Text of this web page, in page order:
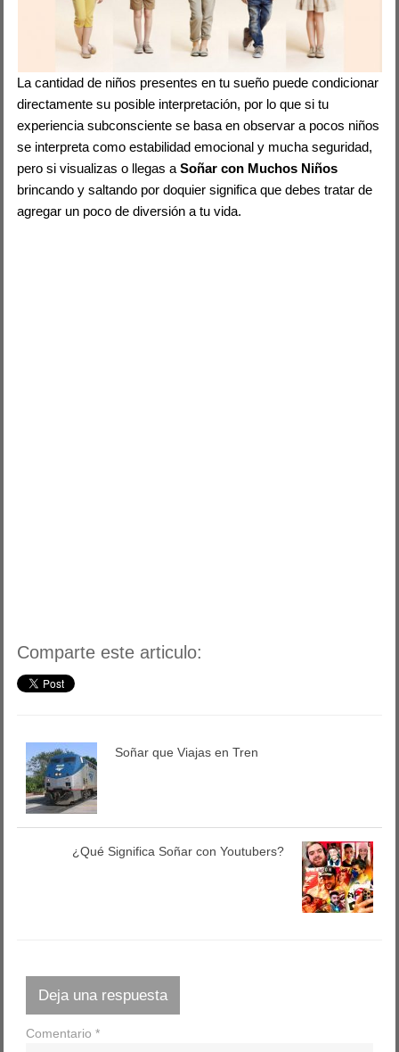
La cantidad de niños presentes en tu sueño puede condicionar
directamente su posible interpretación, por lo que si tu
experiencia subconsciente se basa en observar a pocos niños
se interpreta como estabilidad emocional y mucha seguridad,
pero si visualizas o llegas aSoñar con Muchos Niños
brincando y saltando por doquier significa que debes tratar de
agregar un poco de diversión a tu vida.
Comparte este articulo:
Soñar que Viajas en Tren
¿Qué Significa Soñar con Youtubers?
Deja una respuesta
Comentario*